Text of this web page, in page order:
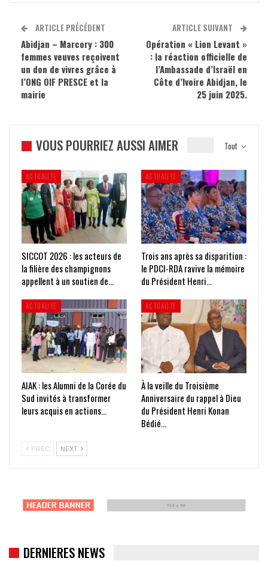
ARTICLE PRÉCÉDENT
Abidjan – Marcory : 300
femmes veuves reçoivent
un don de vivres grâce à
l’ONG OIF PRESCE et la
mairie
ARTICLE SUIVANT
Opération « Lion Levant »
: la réaction officielle de
l’Ambassade d’Israël en
Côte d’Ivoire ‎Abidjan, le
25 juin 2025.
Tout
VOUS POURRIEZ AUSSI AIMER
ACTUALITE
SICCOT 2026 : les acteurs de
la filière des champignons
appellent à un soutien de…
ACTUALITE
Trois ans après sa disparition :
le PDCI-RDA ravive la mémoire
du Président Henri…
ACTUALITE
AIAK : les Alumni de la Corée du
Sud invités à transformer
leurs acquis en actions…
ACTUALITE
À la veille du Troisième
Anniversaire du rappel à Dieu
du Président Henri Konan
Bédié…
PRÉC NEXT
DERNIERES NEWS